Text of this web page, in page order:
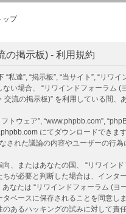
ップ
の掲示板) - 利用規約
私達”, “掲示板”, “当サイト”, “リ
い場合、 “リワインドフォーラ
流の掲示板)” を利用している間、
トウェア”, “www.phpbb.com”,
にてダウンロードできま
れた議論の内容やユーザーの行
、またはあなたの国、 “リワイ
が必要と判断した場合は、イン
なたは “リワインドフォーラム (
ベースに保存されることを同意
あるハッキングの試みに対して責任